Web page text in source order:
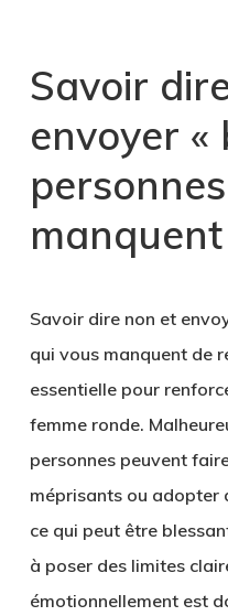
Savoir
envoyer «
Savoir dire non et
qui vous manquent de
essentielle pour
femme ronde.
personnes peuvent
méprisants ou adopter
ce qui peut être
à poser des limites
émotionnellement est